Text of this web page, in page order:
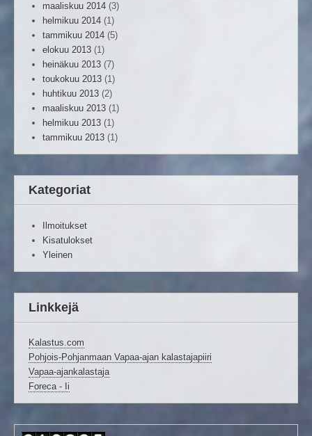
maaliskuu 2014 (3)
helmikuu 2014 (1)
tammikuu 2014 (5)
elokuu 2013 (1)
heinäkuu 2013 (7)
toukokuu 2013 (1)
huhtikuu 2013 (2)
maaliskuu 2013 (1)
helmikuu 2013 (1)
tammikuu 2013 (1)
Kategoriat
Ilmoitukset
Kisatulokset
Yleinen
Linkkejä
Kalastus.com
Pohjois-Pohjanmaan Vapaa-ajan kalastajapiiri
Vapaa-ajankalastaja
Foreca - Ii